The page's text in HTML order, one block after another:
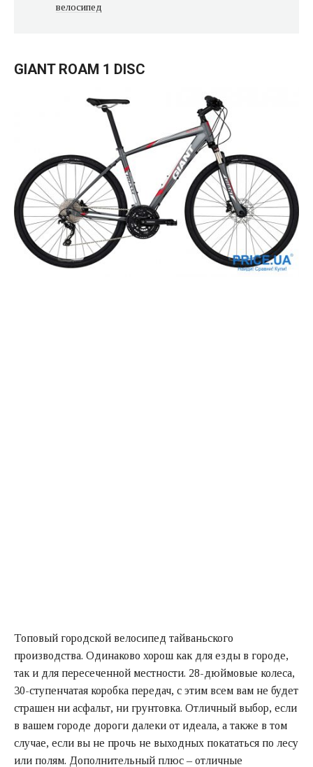
велосипед
GIANT ROAM 1 DISC
Топовый городской велосипед тайваньского
производства. Одинаково хорош как для езды в городе,
так и для пересеченной местности. 28-дюймовые колеса,
30-ступенчатая коробка передач, с этим всем вам не будет
страшен ни асфальт, ни грунтовка. Отличный выбор, если
в вашем городе дороги далеки от идеала, а также в том
случае, если вы не прочь не выходных покататься по лесу
или полям. Дополнительный плюс – отличные